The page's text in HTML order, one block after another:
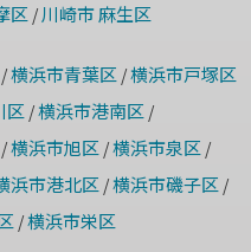
区/川崎市 麻生区
横浜市青葉区/横浜市戸塚区
区/横浜市港南区/
横浜市旭区/横浜市泉区/
浜市港北区/横浜市磯子区/
/横浜市栄区